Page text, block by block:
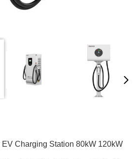
Charging Station 80kW 120kW